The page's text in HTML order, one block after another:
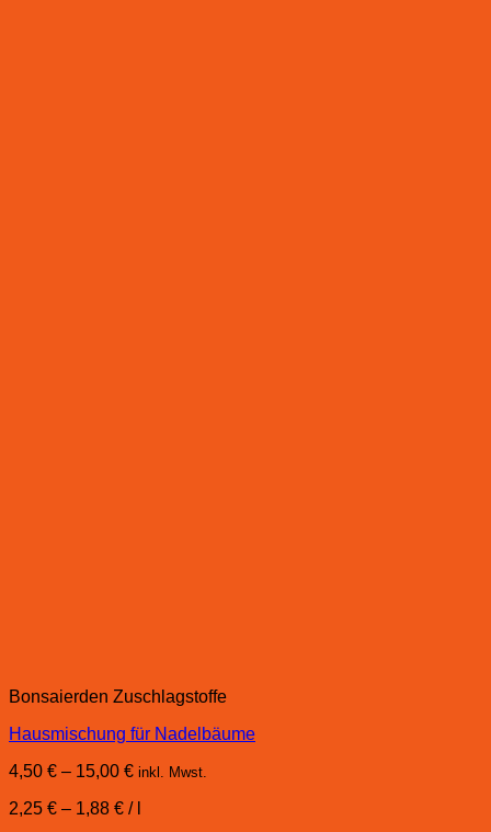
Bonsaierden Zuschlagstoffe
Hausmischung für Nadelbäume
4,50 € – 15,00 € inkl. Mwst.
2,25 € – 1,88 € /